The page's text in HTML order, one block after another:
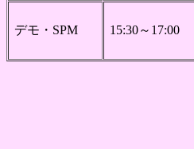
デモ・SPM 15:30～17:00